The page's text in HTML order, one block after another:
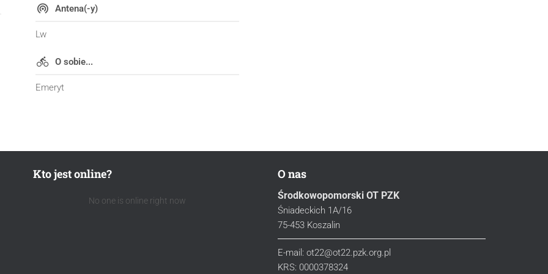
Antena(-y)
Lw
O sobie...
Emeryt
Kto jest online?
No one is online right now
O nas
Środkowopomorski OT PZK
Śniadeckich 1A/16
75-453 Koszalin
E-mail: ot22@ot22.pzk.org.pl
KRS: 0000378324